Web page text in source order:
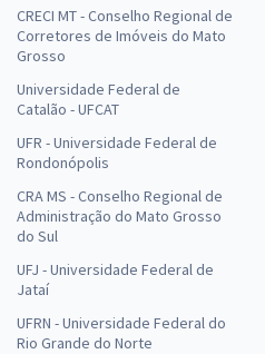
CRECI MT - Conselho Regional de
Corretores de Imóveis do Mato
Grosso
Universidade Federal de
Catalão - UFCAT
UFR - Universidade Federal de
Rondonópolis
CRA MS - Conselho Regional de
Administração do Mato Grosso
do Sul
UFJ - Universidade Federal de
Jataí
UFRN - Universidade Federal do
Rio Grande do Norte